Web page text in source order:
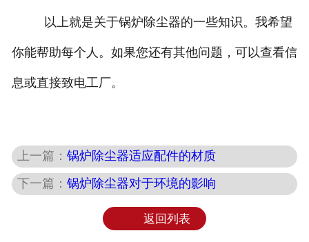
以上就是关于锅炉除尘器的一些知识。我希望
你能帮助每个人。如果您还有其他问题，可以查看信
息或直接致电工厂。
上一篇：锅炉除尘器适应配件的材质
下一篇：锅炉除尘器对于环境的影响
返回列表